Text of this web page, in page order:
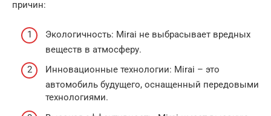
причин:
Экологичность: Mirai не выбрасывает вредных
веществ в атмосферу.
Инновационные технологии: Mirai – это
автомобиль будущего, оснащенный передовыми
технологиями.